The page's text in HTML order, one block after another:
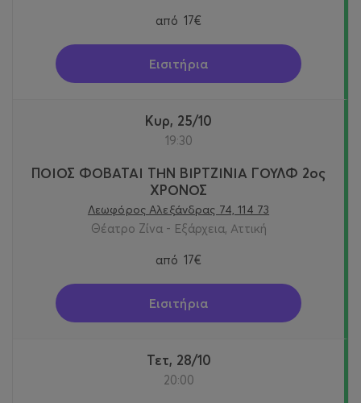
από 17€
Εισιτήρια
Κυρ, 25/10
19:30
ΠΟΙΟΣ ΦΟΒΑΤΑΙ ΤΗΝ ΒΙΡΤΖΙΝΙΑ ΓΟΥΛΦ 2ος
ΧΡΟΝΟΣ
Λεωφόρος Αλεξάνδρας 74, 114 73
Θέατρο Ζίνα - Εξάρχεια, Αττική
από 17€
Εισιτήρια
Τετ, 28/10
20:00